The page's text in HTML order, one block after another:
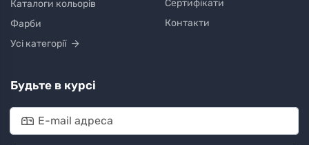
Каталоги кольорів
Фарби
Усі категорії
Сертифікати
Контакти
Будьте в курсі